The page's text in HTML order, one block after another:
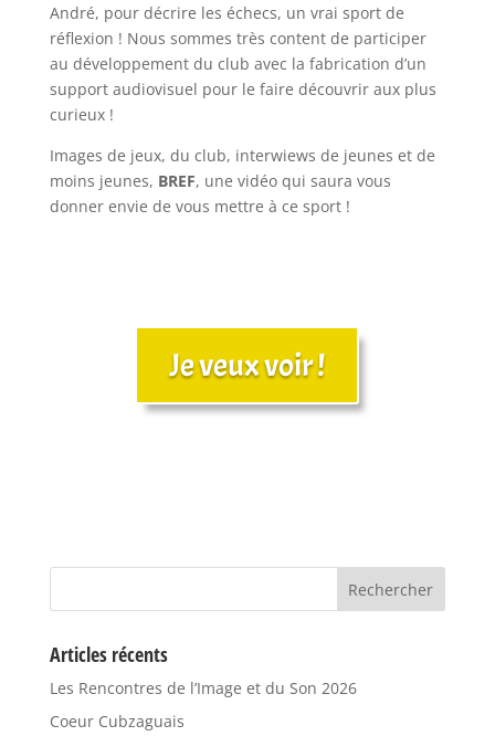
André, pour décrire les échecs, un vrai sport de
réflexion ! Nous sommes très content de participer
au développement du club avec la fabrication d’un
support audiovisuel pour le faire découvrir aux plus
curieux !
Images de jeux, du club, interwiews de jeunes et de
moins jeunes, BREF, une vidéo qui saura vous
donner envie de vous mettre à ce sport !
Je veux voir !
Articles récents
Les Rencontres de l’Image et du Son 2026
Coeur Cubzaguais